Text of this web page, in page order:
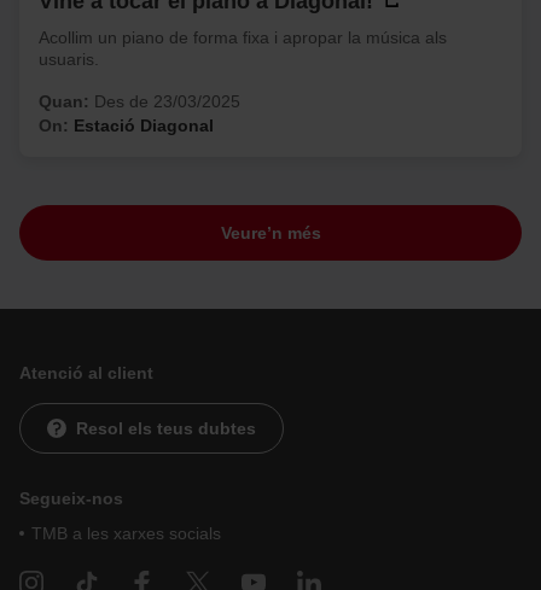
Acollim un piano de forma fixa i apropar la música als
usuaris.
Quan: Des de 23/03/2025
On: Estació Diagonal
Veure’n més
Atenció al client
Resol els teus dubtes
Segueix-nos
TMB a les xarxes socials